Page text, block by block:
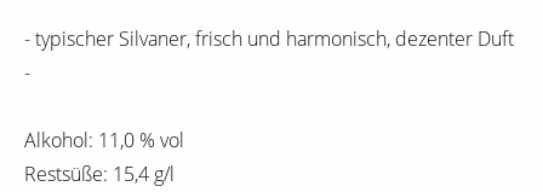
- typischer Silvaner, frisch und harmonisch, dezenter Duft
-
Alkohol: 11,0 % vol
Restsüße: 15,4 g/l